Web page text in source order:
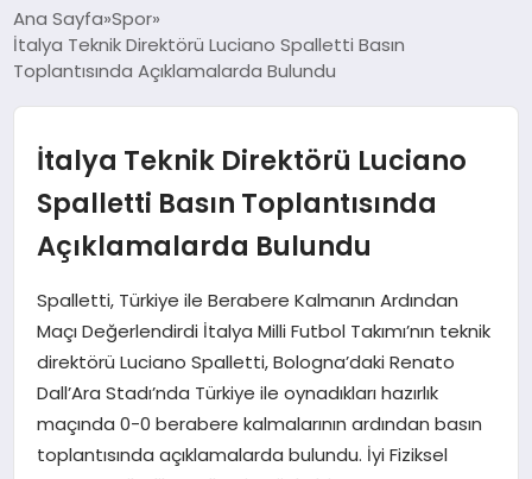
TEKNOLOJI
YAŞAM
EKONOMI
SAĞLIK
DÜNYA
Ana Sayfa Spor
İtalya Teknik Direktörü Luciano Spalletti Basın
Toplantısında Açıklamalarda Bulundu
İtalya Teknik Direktörü Luciano
Spalletti Basın Toplantısında
Açıklamalarda Bulundu
Spalletti, Türkiye ile Berabere Kalmanın Ardından
Maçı Değerlendirdi İtalya Milli Futbol Takımı’nın teknik
direktörü Luciano Spalletti, Bologna’daki Renato
Dall’Ara Stadı’nda Türkiye ile oynadıkları hazırlık
maçında 0-0 berabere kalmalarının ardından basın
toplantısında açıklamalarda bulundu. İyi Fiziksel